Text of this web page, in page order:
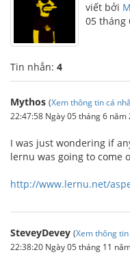
viết bởi
05 tháng
Tin nhắn: 4
Mythos (Xem thông tin cá
22:47:58 Ngày 05 tháng 6 năm
I was just wondering if
lernu was going to come
http://www.lernu.net/
SteveyDevey (Xem thông
22:38:20 Ngày 05 tháng 11